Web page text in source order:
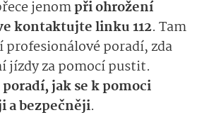
jenompři ohrožení
kontaktujte linku 112. Tam
profesionálové poradí, zda
jízdy za pomocí pustit.
poradí, jak se k pomoci
a bezpečněji.